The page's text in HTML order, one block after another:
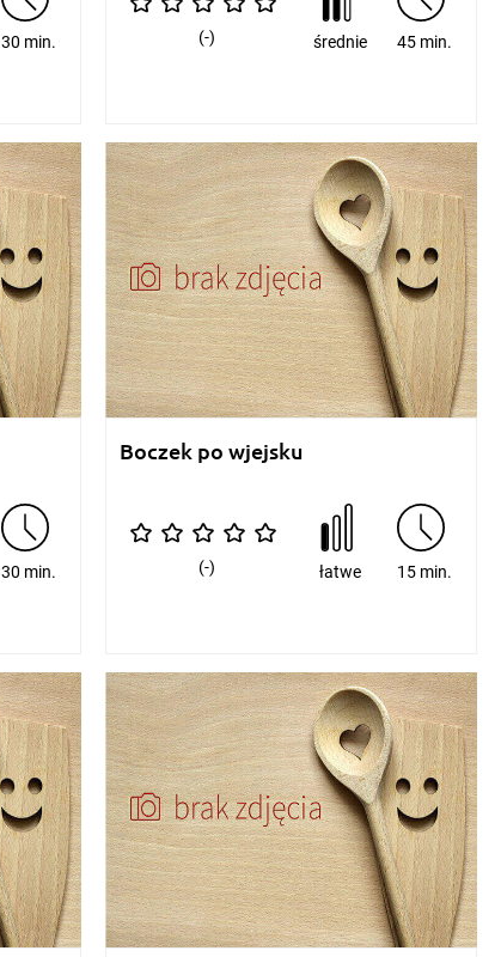
30 min. (-) średnie 45 min.
30 min.
Boczek po wjejsku
(-) łatwe 15 min.